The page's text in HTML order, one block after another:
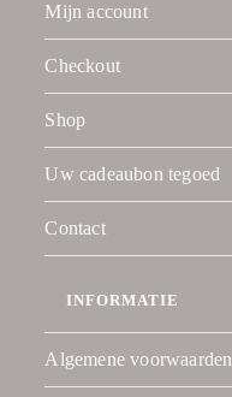
Mijn account
Checkout
Shop
Uw cadeaubon tegoed
Contact
INFORMATIE
Algemene voorwaarden